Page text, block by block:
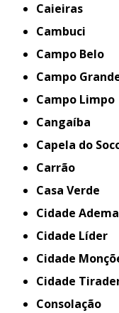
Caieiras
Cambuci
Campo Belo
Campo
Campo Limpo
Cangaíba
Capela do
Carrão
Casa Verde
Cidade
Cidade Líder
Cidade
Cidade
Consolação